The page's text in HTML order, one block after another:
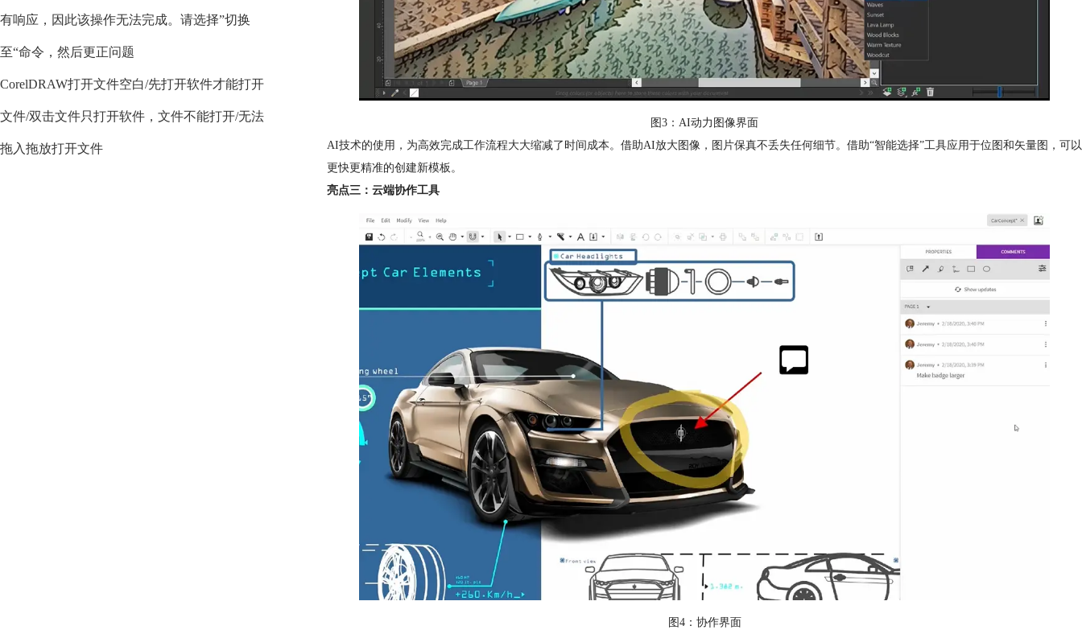
有响应，因此该操作无法完成。请选择”切换
至“命令，然后更正问题
CorelDRAW打开文件空白/先打开软件才能打开
文件/双击文件只打开软件，文件不能打开/无法
拖入拖放打开文件
图3：AI动力图像界面
AI技术的使用，为高效完成工作流程大大缩减了时间成本。借助AI放大图像，图片保真不丢失任何细节。借助“智能选择”工具应用于位图和矢量图，可以
更快更精准的创建新模板。
亮点三：云端协作工具
图4：协作界面